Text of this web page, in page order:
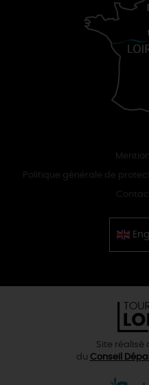
Politique générale de
Site réalisé
du Conseil